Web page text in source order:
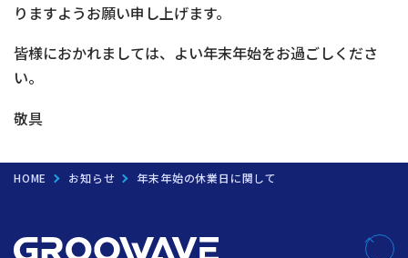
りますようお願い申し上げます。
皆様におかれましては、よい年末年始をお過ごしくださ
い。
敬具
HOME お知らせ 年末年始の休業日に関して